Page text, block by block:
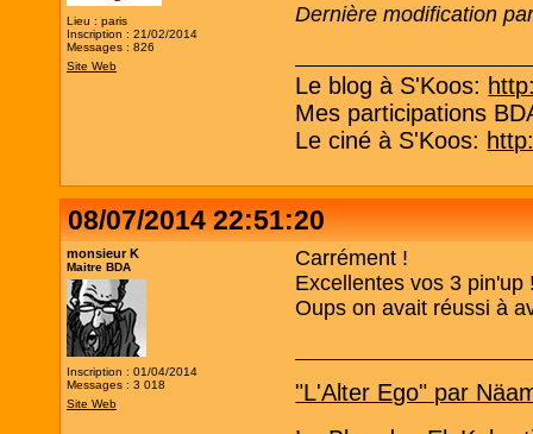
Lieu : paris
Inscription : 21/02/2014
Messages : 826
Site Web
Dernière modification
Le blog à S'Koos:
Mes participations
Le ciné à S'Koos:
08/07/2014 22:51:20
monsieur K
Maitre BDA
Inscription : 01/04/2014
Messages : 3 018
Site Web
Carrément !
Excellentes vos 3 pin'up
Oups on avait réussi à
"L'Alter Ego" par